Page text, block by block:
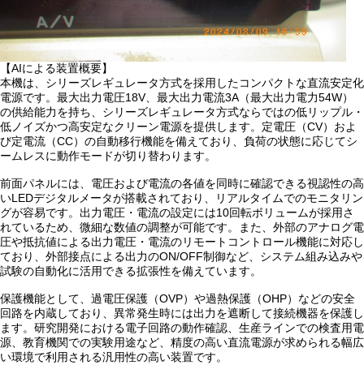
【AIによる装置概要】
本機は、シリーズレギュレータ方式を採用したコンパクトな直流安定化
電源です。最大出力電圧18V、最大出力電流3A（最大出力電力54W）
の供給能力を持ち、シリーズレギュレータ方式ならではの低リップル・
低ノイズかつ高安定なクリーン電源を提供します。定電圧（CV）およ
び定電流（CC）の自動移行機能を備えており、負荷の状態に応じてシ
ームレスに動作モードが切り替わります。
前面パネルには、電圧および電流の各値を同時に確認できる視認性の高
いLEDデジタルメータが搭載されており、リアルタイムでのモニタリン
グが容易です。出力電圧・電流の設定には10回転ボリュームが採用さ
れているため、微細な数値の調整が可能です。また、外部のアナログ電
圧や抵抗値による出力電圧・電流のリモートコントロール機能に対応し
ており、外部接点による出力のON/OFF制御など、システム組み込みや
試験の自動化に活用できる拡張性を備えています。
保護機能として、過電圧保護（OVP）や過熱保護（OHP）などの安全
回路を内蔵しており、異常発生時には出力を遮断して接続機器を保護し
ます。研究開発における電子回路の動作確認、生産ラインでの検査用電
源、教育機関での実験用途など、精度の高い直流電源が求められる幅広
い環境で利用される汎用性の高い装置です。